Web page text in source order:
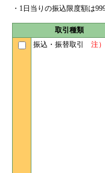
・1日当りの振込限度額は
取引種類
振込・振替取引 注）